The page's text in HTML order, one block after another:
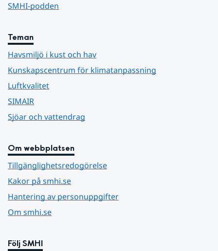
SMHI-podden
Teman
Havsmiljö i kust och hav
Kunskapscentrum för klimatanpassning
Luftkvalitet
SIMAIR
Sjöar och vattendrag
Om webbplatsen
Tillgänglighetsredogörelse
Kakor på smhi.se
Hantering av personuppgifter
Om smhi.se
Följ SMHI